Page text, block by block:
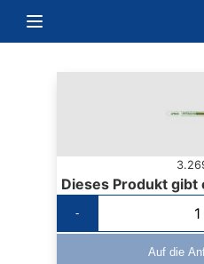
Navigation umschalten
Dieses Produkt gibt
-
Auf die